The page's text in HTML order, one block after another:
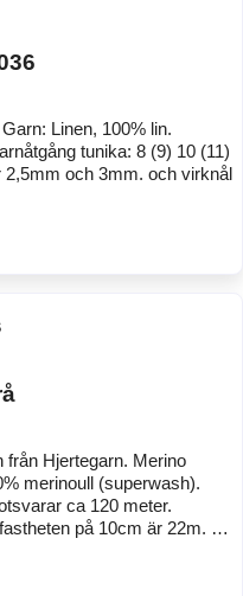
Linen, 100% lin.
tunika: 8 (9) 10 (11)
och 3mm. och virknål
från Hjertegarn. Merino
merinoull (superwash).
ca 120 meter.
på 10cm är 22m. …